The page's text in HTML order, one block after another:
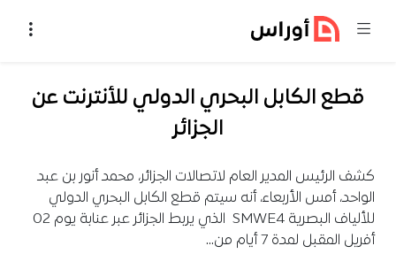
قطع الكابل البحري الدولي للأنترنت عن
الجزائر
كشف الرئيس المدير العام لاتصالات الجزائر، محمد أنور بن عبد
الواحد، أمس الأربعاء، أنه سيتم قطع الكابل البحري الدولي
للألياف البصرية SMWE4 الذي يربط الجزائر عبر عنابة يوم 02
أفريل المقبل لمدة 7 أيام من…